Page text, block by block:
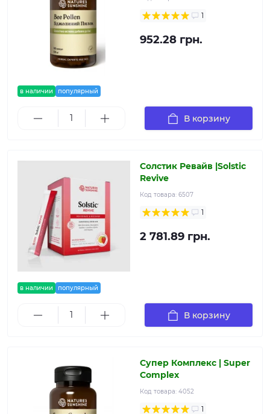
в наличии популярный
1
952.28 грн.
В корзину
в наличии популярный
Солстик Ревайв |Solstic
Revive
Код товара: 6507
1
2 781.89 грн.
В корзину
Супер Комплекс | Super
Complex
Код товара: 4052
1